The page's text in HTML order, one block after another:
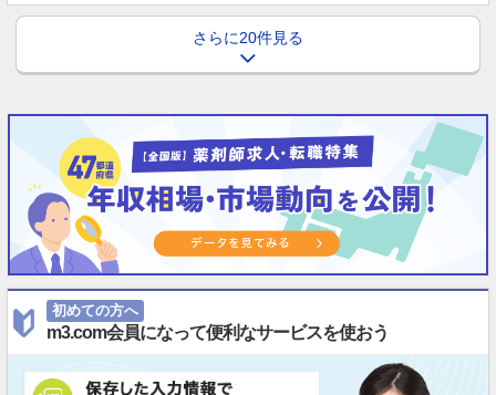
さらに20件見る
初めての方へ
m3.com会員になって便利なサービスを使おう